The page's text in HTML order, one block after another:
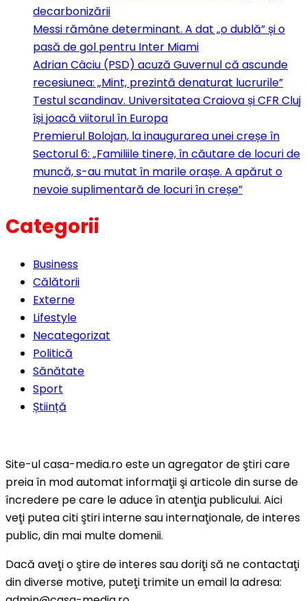
decarbonizării
Messi rămâne determinant. A dat „o dublă” și o
pasă de gol pentru Inter Miami
Adrian Câciu (PSD) acuză Guvernul că ascunde
recesiunea: „Mint, prezintă denaturat lucrurile”
Testul scandinav. Universitatea Craiova și CFR Cluj
își joacă viitorul în Europa
Premierul Bolojan, la inaugurarea unei creșe în
Sectorul 6: „Familiile tinere, în căutare de locuri de
muncă, s-au mutat în marile orașe. A apărut o
nevoie suplimentară de locuri în creșe”
Categorii
Business
Călătorii
Externe
Lifestyle
Necategorizat
Politică
Sănătate
Sport
Știință
Site-ul casa-media.ro este un agregator de ştiri care
preia în mod automat informaţii şi articole din surse de
încredere pe care le aduce în atenţia publicului. Aici
veţi putea citi ştiri interne sau internaţionale, de interes
public, din mai multe domenii.
Dacă aveţi o ştire de interes sau doriţi să ne contactaţi
din diverse motive, puteţi trimite un email la adresa: